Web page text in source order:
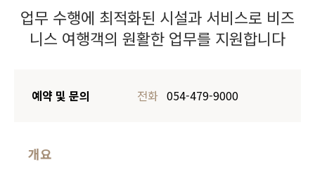
업무 수행에 최적화된 시설과 서비스로 비즈
니스 여행객의 원활한 업무를 지원합니다
예약 및 문의 전화 054-479-9000
개요